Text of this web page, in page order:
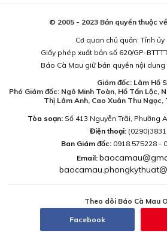
© 2005 - 2023 Bản quyền thuộc
Cơ quan chủ quản: Tỉnh ủy
Giấy phép xuất bản số 620/GP-
Báo Cà Mau giữ bản quyền nội
Giám đốc: Lâm Hồ
Phó Giám đốc: Ngô Minh Toàn, Hồ Tấn Lộc,
Thị Lâm Anh, Cao Xuân Thu Ngọc,
Tòa soạn:Số 413 Nguyễn Trãi, Phường
Điện thoại:
Ban Giám đốc: 0918.575228 -
Email:
Theo dõi Báo Cà Mau
Facebook